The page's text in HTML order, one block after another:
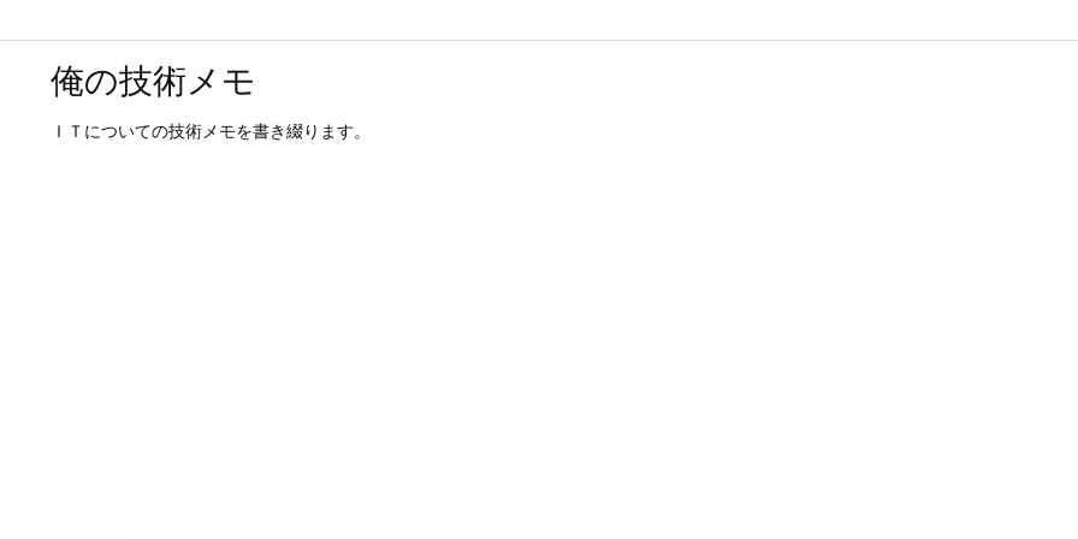
俺の技術メモ
ＩＴについての技術メモを書き綴ります。